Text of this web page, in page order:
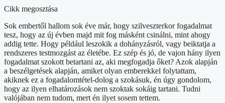
Cikk megosztása
Sok embertől hallom sok éve már, hogy szilveszterkor fogadalmat
tesz, hogy az új évben majd mit fog másként csinálni, mint ahogy
addig tette. Hogy például leszokik a dohányzásról, vagy beiktatja a
rendszeres testmozgást az életébe. Ez szép és jó, de vajon hány ilyen
fogadalmat szokott betartani az, aki megfogadja őket? Azok alapján
a beszélgetések alapján, amiket olyan emberekkel folytattam,
akiknek ez a fogadalomtétel-dolog a szokásuk, én úgy gondolom,
hogy az ilyen elhatározások nem szoktak sokáig tartani. Tudni
valójában nem tudom, mert én ilyet sosem tettem.